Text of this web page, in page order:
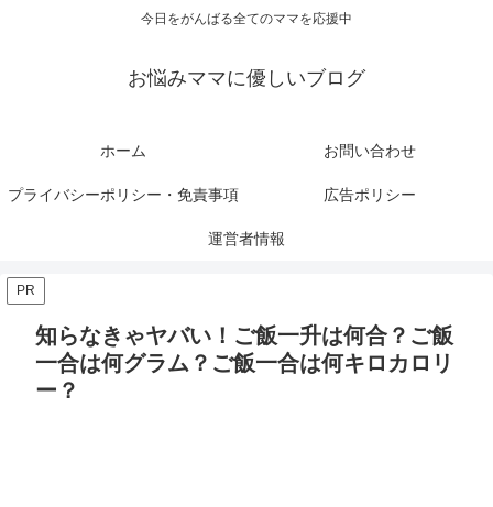
今日をがんばる全てのママを応援中
お悩みママに優しいブログ
ホーム お問い合わせ
プライバシーポリシー・免責事項 広告ポリシー
運営者情報
PR
知らなきゃヤバい！ご飯一升は何合？ご飯
一合は何グラム？ご飯一合は何キロカロリ
ー？